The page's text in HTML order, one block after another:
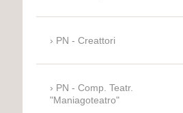
PN - Creattori
PN - Comp. Teatr.
"Maniagoteatro"